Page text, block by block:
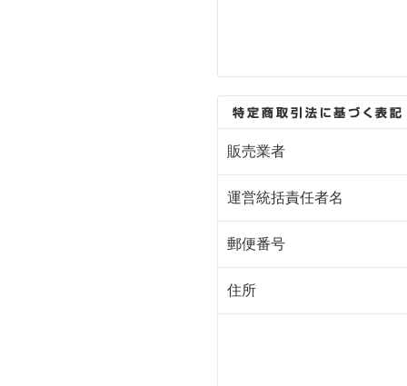
販売業者
運営統括責任者名
郵便番号
住所